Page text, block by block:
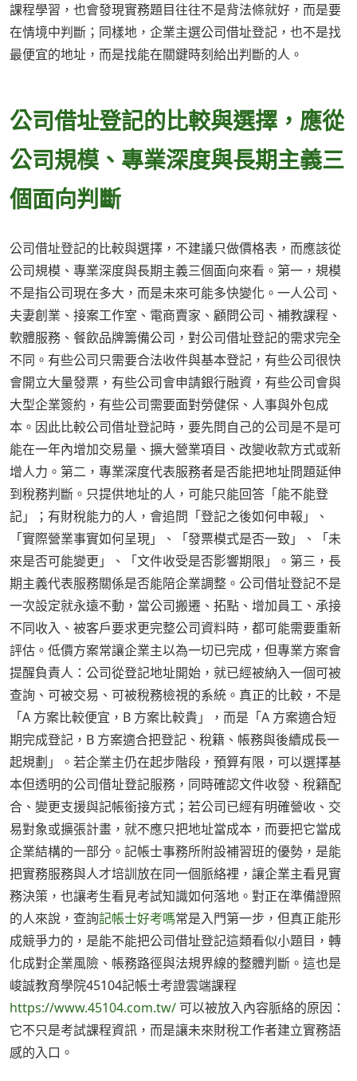
課程學習，也會發現實務題目往往不是背法條就好，而是要
在情境中判斷；同樣地，企業主選公司借址登記，也不是找
最便宜的地址，而是找能在關鍵時刻給出判斷的人。
公司借址登記的比較與選擇，應從
公司規模、專業深度與長期主義三
個面向判斷
公司借址登記的比較與選擇，不建議只做價格表，而應該從
公司規模、專業深度與長期主義三個面向來看。第一，規模
不是指公司現在多大，而是未來可能多快變化。一人公司、
夫妻創業、接案工作室、電商賣家、顧問公司、補教課程、
軟體服務、餐飲品牌籌備公司，對公司借址登記的需求完全
不同。有些公司只需要合法收件與基本登記，有些公司很快
會開立大量發票，有些公司會申請銀行融資，有些公司會與
大型企業簽約，有些公司需要面對勞健保、人事與外包成
本。因此比較公司借址登記時，要先問自己的公司是不是可
能在一年內增加交易量、擴大營業項目、改變收款方式或新
增人力。第二，專業深度代表服務者是否能把地址問題延伸
到稅務判斷。只提供地址的人，可能只能回答「能不能登
記」；有財稅能力的人，會追問「登記之後如何申報」、
「實際營業事實如何呈現」、「發票模式是否一致」、「未
來是否可能變更」、「文件收受是否影響期限」。第三，長
期主義代表服務關係是否能陪企業調整。公司借址登記不是
一次設定就永遠不動，當公司搬遷、拓點、增加員工、承接
不同收入、被客戶要求更完整公司資料時，都可能需要重新
評估。低價方案常讓企業主以為一切已完成，但專業方案會
提醒負責人：公司從登記地址開始，就已經被納入一個可被
查詢、可被交易、可被稅務檢視的系統。真正的比較，不是
「A 方案比較便宜，B 方案比較貴」，而是「A 方案適合短
期完成登記，B 方案適合把登記、稅籍、帳務與後續成長一
起規劃」。若企業主仍在起步階段，預算有限，可以選擇基
本但透明的公司借址登記服務，同時確認文件收發、稅籍配
合、變更支援與記帳銜接方式；若公司已經有明確營收、交
易對象或擴張計畫，就不應只把地址當成本，而要把它當成
企業結構的一部分。記帳士事務所附設補習班的優勢，是能
把實務服務與人才培訓放在同一個脈絡裡，讓企業主看見實
務決策，也讓考生看見考試知識如何落地。對正在準備證照
的人來說，查詢記帳士好考嗎常是入門第一步，但真正能形
成競爭力的，是能不能把公司借址登記這類看似小題目，轉
化成對企業風險、帳務路徑與法規界線的整體判斷。這也是
峻誠教育學院45104記帳士考證雲端課程
https://www.45104.com.tw/ 可以被放入內容脈絡的原因：
它不只是考試課程資訊，而是讓未來財稅工作者建立實務語
感的入口。